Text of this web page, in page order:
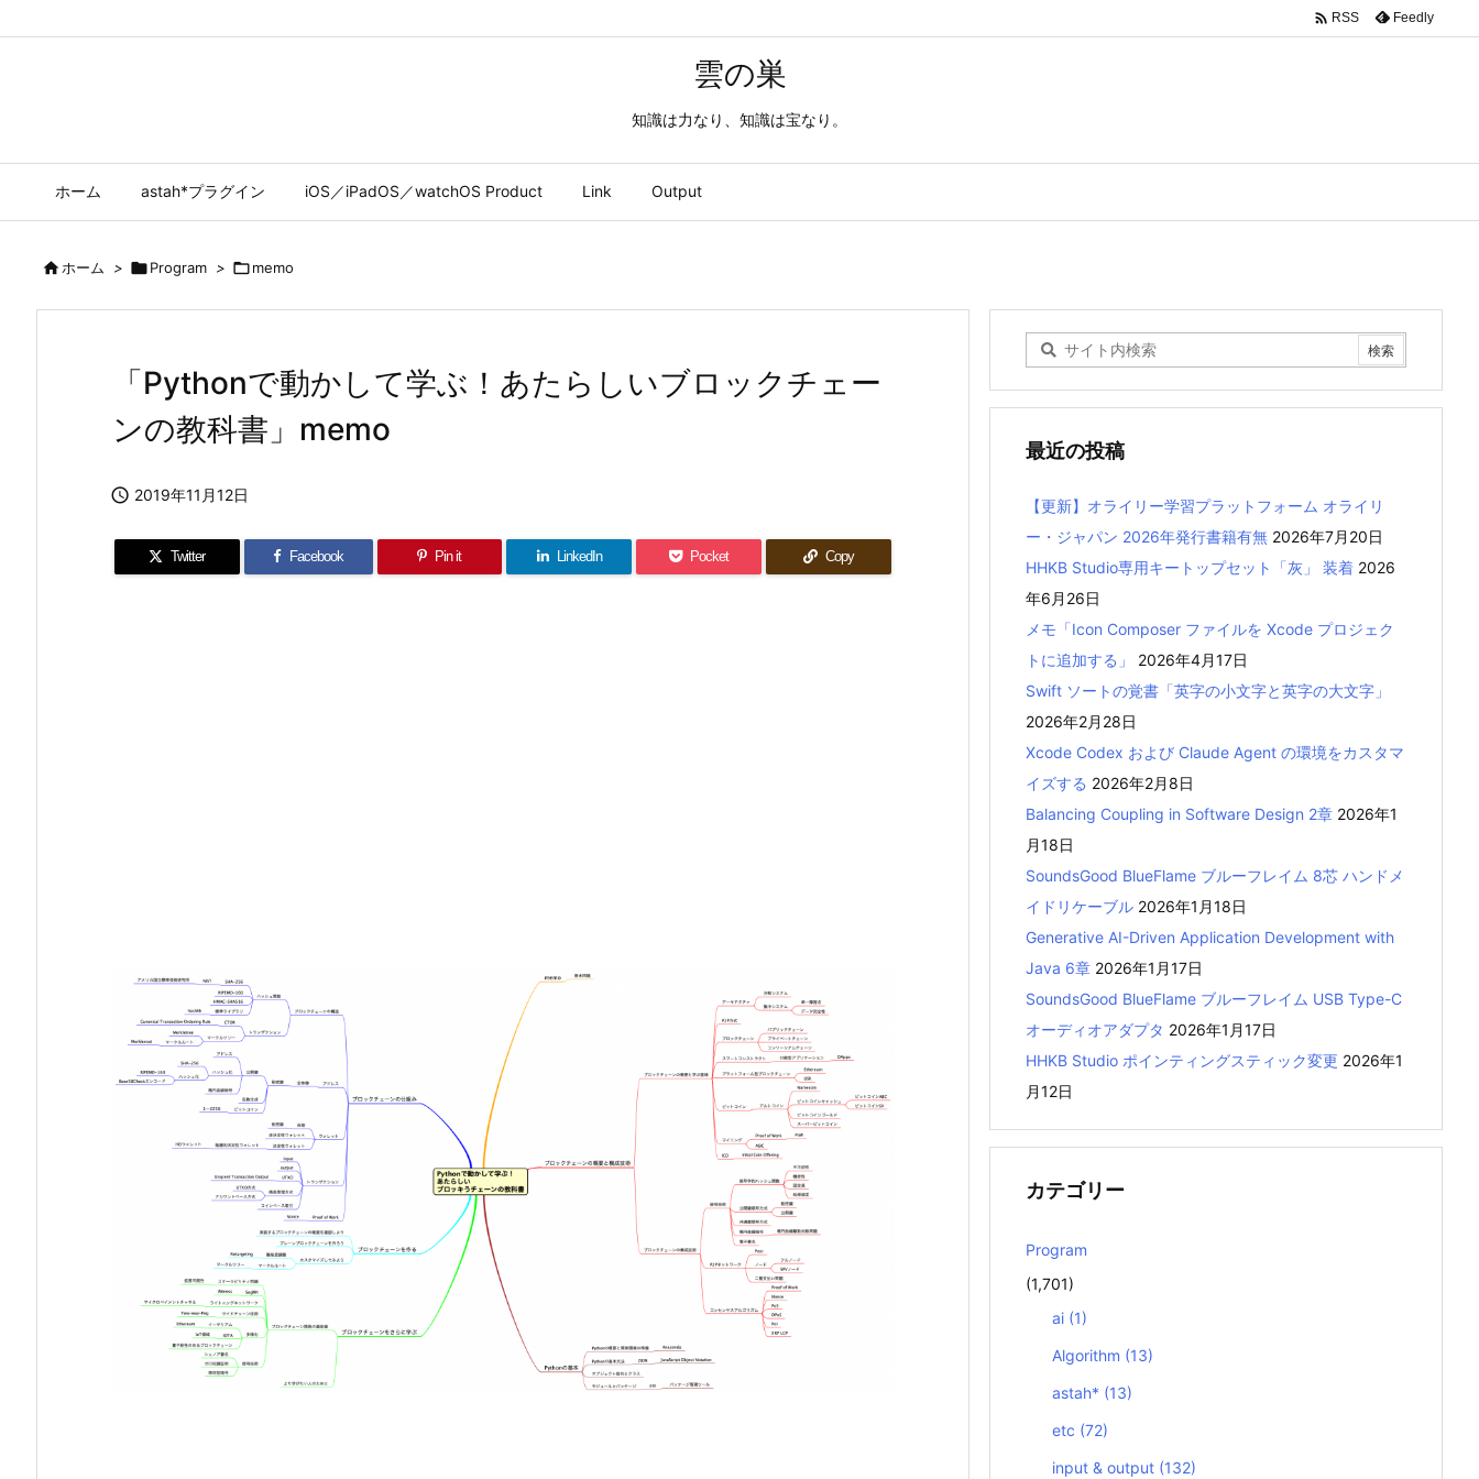
雲の巣
知識は力なり、知識は宝なり。
ホーム astah*プラグイン iOS／iPadOS／watchOS Product Link Output
 RSS Feedly
ホーム > Program > memo
「Pythonで動かして学ぶ！あたらしいブロックチェー
ンの教科書」memo
 2019年11月12日
Twitter Facebook Pin it LinkedIn Pocket Copy
最近の投稿
【更新】オライリー学習プラットフォーム オライリ
ー・ジャパン 2026年発行書籍有無 2026年7月20日
HHKB Studio専用キートップセット「灰」 装着 2026
年6月26日
メモ「Icon Composer ファイルを Xcode プロジェク
トに追加する」
2026年4月17日
Swift ソートの覚書「英字の小文字と英字の大文字」
2026年2月28日
Xcode Codex および Claude Agent の環境をカスタマ
イズする 2026年2月8日
Balancing Coupling in Software Design 2章 2026年1
月18日
SoundsGood BlueFlame ブルーフレイム 8芯 ハンドメ
イドリケーブル 2026年1月18日
Generative AI-Driven Application Development with
Java 6章 2026年1月17日
SoundsGood BlueFlame ブルーフレイム USB Type-C
オーディオアダプタ 2026年1月17日
HHKB Studio ポインティングスティック変更 2026年1
月12日
カテゴリー
Program
(1,701)
ai (1)
Algorithm (13)
astah* (13)
etc (72)
input & output (132)